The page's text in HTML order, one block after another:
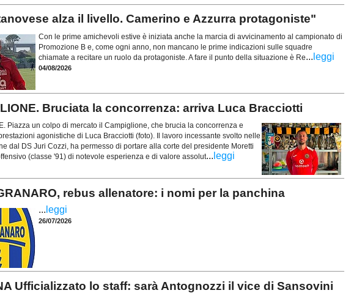
alza il livello. Camerino e Azzurra protagoniste"
Con le prime amichevoli estive è iniziata anche la marcia di avvicinamento al campionato di
Promozione B e, come ogni anno, non mancano le prime indicazioni sulle squadre
chiamate a recitare un ruolo da protagoniste. A fare il punto della situazione è Re... leggi
04/08/2026
Bruciata la concorrenza: arriva Luca Bracciotti
Piazza un colpo di mercato il Campiglione, che brucia la concorrenza e
agonistiche di Luca Bracciotti (foto). Il lavoro incessante svolto nelle
dal DS Juri Cozzi, ha permesso di portare alla corte del presidente Moretti
(classe '91) di notevole esperienza e di valore assolut... leggi
rebus allenatore: i nomi per la panchina
... leggi
26/07/2026
Ufficializzato lo staff: sarà Antognozzi il vice di Sansovini